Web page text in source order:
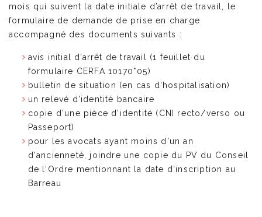
mois qui suivent la date initiale d’arrêt de travail, le
formulaire de demande de prise en charge
accompagné des documents suivants :
avis initial d’arrêt de travail (1 feuillet du
formulaire CERFA 10170*05)
bulletin de situation (en cas d'hospitalisation)
un relevé d’identité bancaire
copie d'une pièce d'identité (CNI recto/verso ou
Passeport)
pour les avocats ayant moins d'un an
d'ancienneté, joindre une copie du PV du Conseil
de l'Ordre mentionnant la date d'inscription au
Barreau